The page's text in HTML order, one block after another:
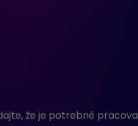
že je potrebné